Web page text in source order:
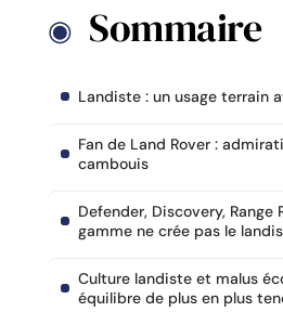
Sommaire
Landiste : un usage terrain
Fan de Land Rover :
cambouis
Defender, Discovery, Range
gamme ne crée pas le
Culture landiste et malus
équilibre de plus en plus